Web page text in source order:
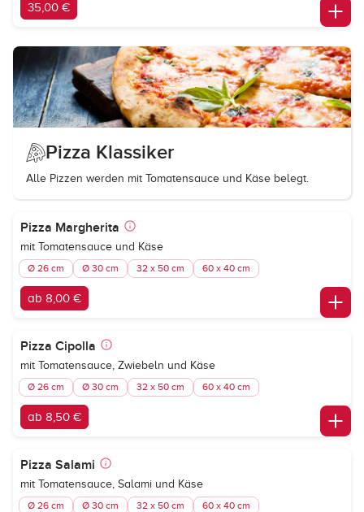
35,00 €
Pizza Klassiker
Alle Pizzen werden mit Tomatensauce und Käse belegt.
Pizza Margherita
mit Tomatensauce und Käse
Ø 26 cm Ø 30 cm 32 x 50 cm 60 x 40 cm
ab 8,00 €
Pizza Cipolla
mit Tomatensauce, Zwiebeln und Käse
Ø 26 cm Ø 30 cm 32 x 50 cm 60 x 40 cm
ab 8,50 €
Pizza Salami
mit Tomatensauce, Salami und Käse
Ø 26 cm Ø 30 cm 32 x 50 cm 60 x 40 cm